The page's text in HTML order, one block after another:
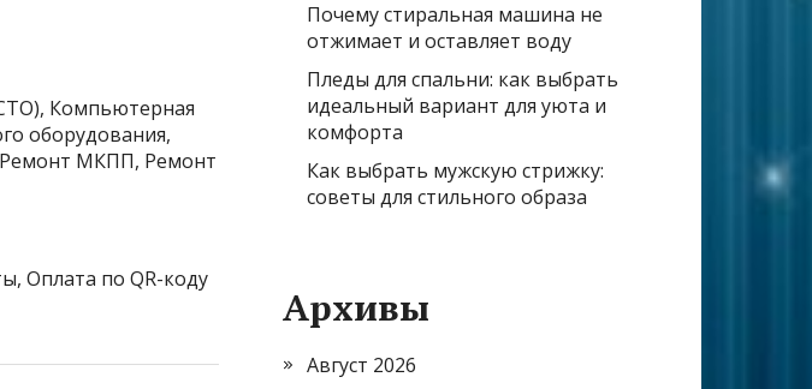
Компьютерная
оборудования,
Ремонт МКПП, Ремонт
Оплата по QR-коду
Почему стиральная машина не
отжимает и оставляет воду
Пледы для спальни: как выбрать
идеальный вариант для уюта и
комфорта
Как выбрать мужскую стрижку:
советы для стильного образа
Архивы
Август 2026